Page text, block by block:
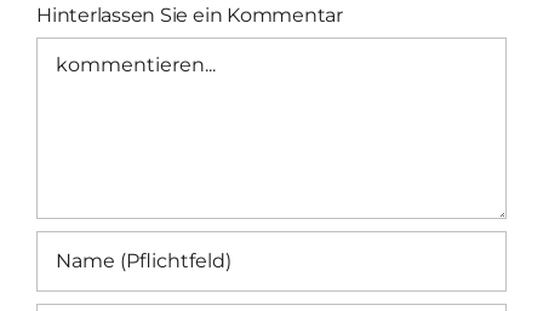
Hinterlassen Sie ein Kommentar
Kommentar